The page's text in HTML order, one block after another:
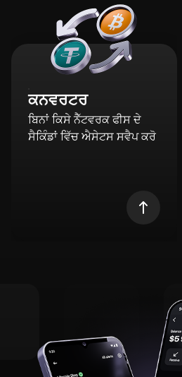
ਕਨਵਰਟਰ
ਬਿਨਾਂ ਕਿਸੇ ਨੈੱਟਵਰਕ ਫੀਸ ਦੇ
ਸੈਕਿੰਡਾਂ ਵਿੱਚ ਐਸੇਟਸ ਸਵੈਪ ਕਰੋ